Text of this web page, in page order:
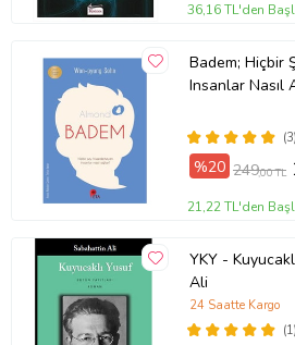
36,16 TL'den
Badem; Hiçbir
Insanlar Nasıl
(3)
%20 249,00 TL
21,22 TL'den
YKY -
Ali
(1)
24 Saatte Kargo